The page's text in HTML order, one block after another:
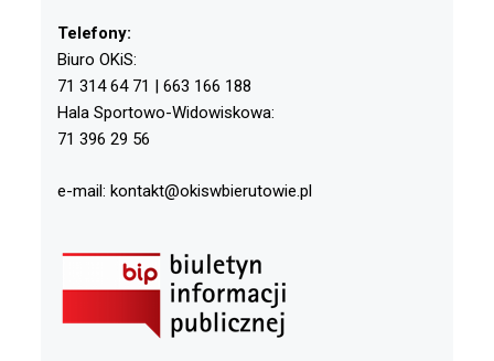
Telefony:
Biuro OKiS:
71 314 64 71 | 663 166 188
Hala Sportowo-Widowiskowa:
71 396 29 56
e-mail: kontakt@okiswbierutowie.pl